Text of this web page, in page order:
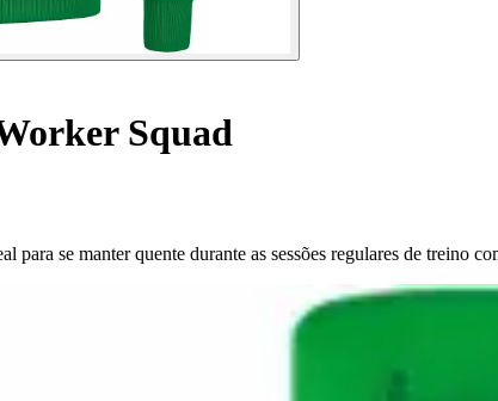
Squad
para se manter quente durante as sessões regulares de treino